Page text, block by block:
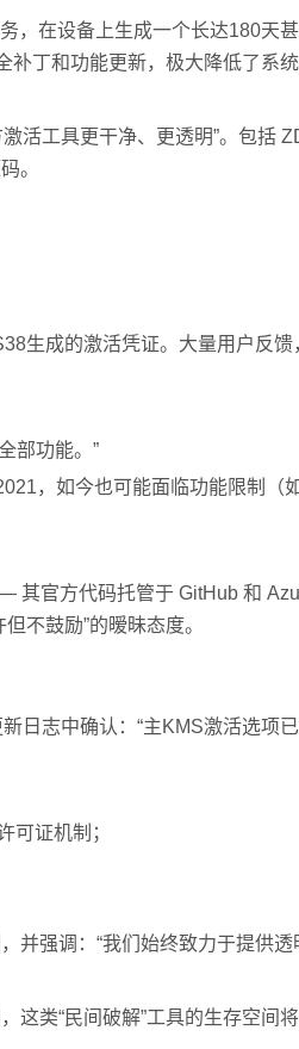
，在设备上生成一个长达180天
丁和功能更新，极大降低了系统
活工具更干净、更透明”。包括
。
生成的激活凭证。大量用户反
部功能。”
，如今也可能面临功能限制
官方代码托管于 GitHub 和
不鼓励”的暧昧态度。
日志中确认：“主KMS激活选项
可证机制；
并强调：“我们始终致力于提供
类“民间破解”工具的生存空间将